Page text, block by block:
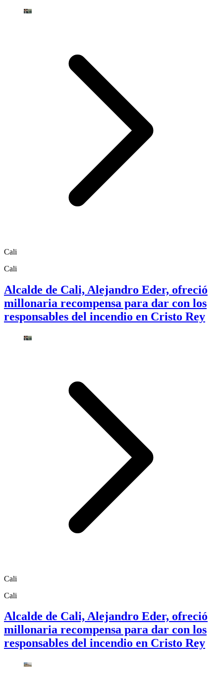
Cali
Cali
Alcalde de Cali, Alejandro Eder, ofreció
millonaria recompensa para dar con los
responsables del incendio en Cristo Rey
Cali
Cali
Alcalde de Cali, Alejandro Eder, ofreció
millonaria recompensa para dar con los
responsables del incendio en Cristo Rey